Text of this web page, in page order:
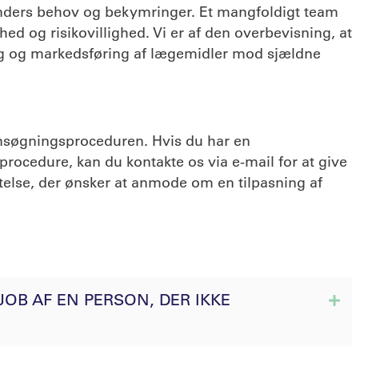
behov og bekymringer. Et mangfoldigt team
og risikovillighed. Vi er af den overbevisning, at
og markedsføring af lægemidler mod sjældne
Hvis du har en
kan du kontakte os via e-mail for at give
der ønsker at anmode om en tilpasning af
AF EN PERSON, DER IKKE